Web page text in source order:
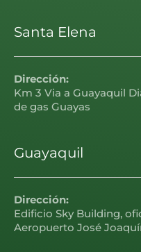
Santa Elena
Dirección:
Km 3 Via a Guayaquil
de gas Guayas
Guayaquil
Dirección:
Edificio Sky Building,
Aeropuerto José